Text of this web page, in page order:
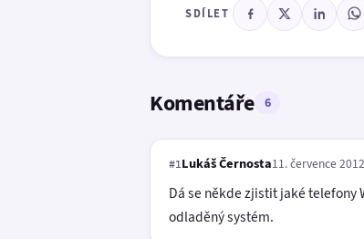
SDÍLET
Komentáře 6
#1Lukáš Černosta11. července
Dá se někde zjistit jaké telefony
odladěný systém.